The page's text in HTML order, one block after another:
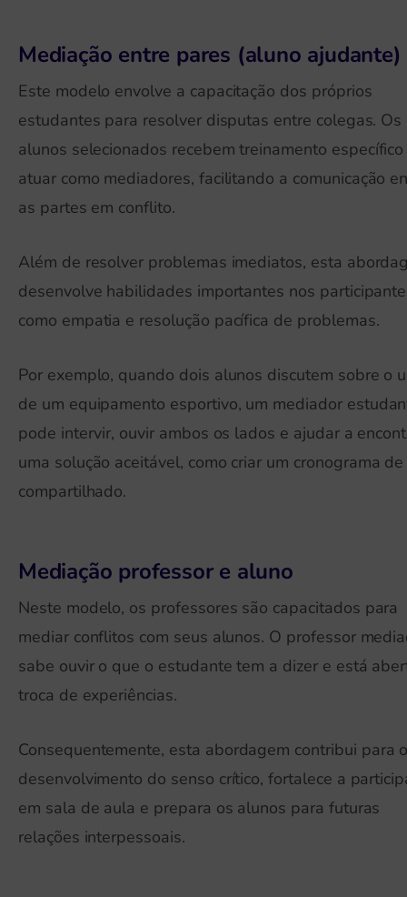
Mediação entre pares (aluno ajudante)
Este modelo envolve a capacitação dos próprios
estudantes para resolver disputas entre colegas. Os
alunos selecionados recebem treinamento
atuar como mediadores, facilitando a comunicação
as partes em conflito.
Além de resolver problemas imediatos, esta
desenvolve habilidades importantes nos
como empatia e resolução pacífica de problemas.
Por exemplo, quando dois alunos discutem sobre o
de um equipamento esportivo, um mediador
pode intervir, ouvir ambos os lados e ajudar a
uma solução aceitável, como criar um cronograma
compartilhado.
Mediação professor e aluno
Neste modelo, os professores são capacitados para
mediar conflitos com seus alunos. O professor
sabe ouvir o que o estudante tem a dizer e está
troca de experiências.
Consequentemente, esta abordagem contribui para
desenvolvimento do senso crítico, fortalece a
em sala de aula e prepara os alunos para futuras
relações interpessoais.